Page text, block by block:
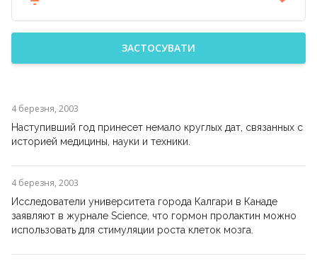
ЗАСТОСУВАТИ
4 березня, 2003
Наступивший год принесет немало круглых дат, связанных с
историей медицины, науки и техники.
4 березня, 2003
Исследователи университета города Калгари в Канаде
заявляют в журнале Science, что гормон пролактин можно
использовать для стимуляции роста клеток мозга.